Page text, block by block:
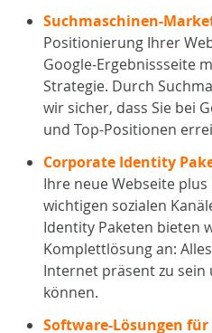
Suchmaschinen-
Positionierung Ihrer
Google-Ergebnissseite
Strategie. Durch
wir sicher, dass Sie bei
und Top-Positionen
Corporate Identity
Ihre neue Webseite
wichtigen sozialen
Identity Paketen bieten
Komplettlösung an:
Internet präsent zu
können.
Software-Lösungen